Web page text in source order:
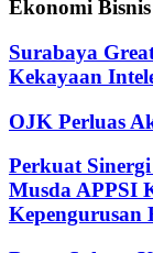
Ekonomi Bisnis
Surabaya
Kekayaan
OJK Perluas
Perkuat
Musda APPSI
Kepengurusan